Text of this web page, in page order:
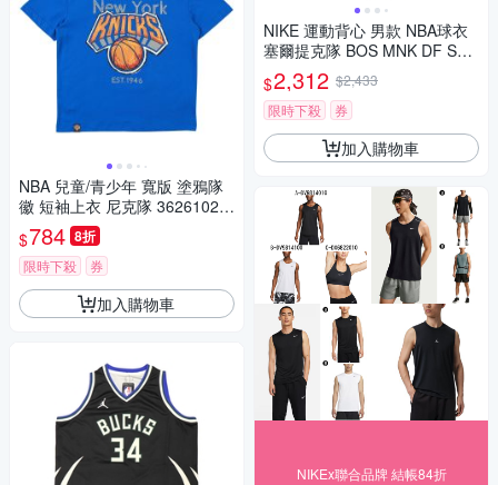
NBA 兒童/青少年 寬版 塗鴉隊
徽 短袖上衣 尼克隊 36261021
80
$784 8折
限時下殺 券
加入購物車
NIKE 運動背心 男款 NBA球衣
塞爾提克隊 BOS MNK DF SW
GMN JSY ASC 22 白綠 DN207
0-100
$2,312 $2,433
限時下殺
券
加入購物車
NIKEx聯合品牌 結帳84折